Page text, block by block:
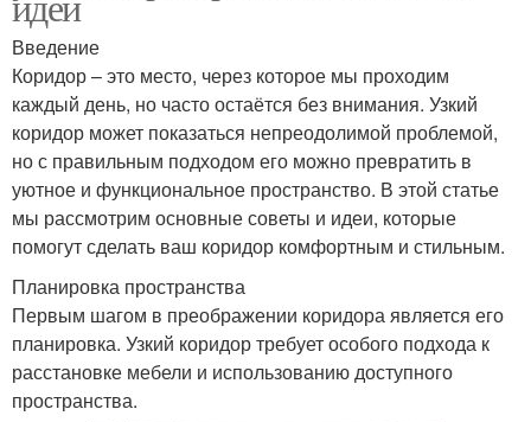
Введение
Коридор – это место, через которое мы проходим
каждый день, но часто остаётся без внимания. Узкий
коридор может показаться непреодолимой проблемой,
но с правильным подходом его можно превратить в
уютное и функциональное пространство. В этой статье
мы рассмотрим основные советы и идеи, которые
помогут сделать ваш коридор комфортным и стильным.
Планировка пространства
Первым шагом в преображении коридора является его
планировка. Узкий коридор требует особого подхода к
расстановке мебели и использованию доступного
пространства.